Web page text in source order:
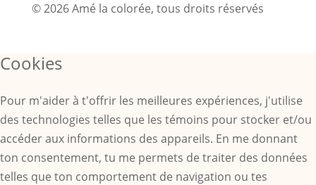
© 2026 Amé la colorée, tous droits réservés
Cookies
Pour m'aider à t'offrir les meilleures expériences, j'utilise
des technologies telles que les témoins pour stocker et/ou
accéder aux informations des appareils. En me donnant
ton consentement, tu me permets de traiter des données
telles que ton comportement de navigation ou tes